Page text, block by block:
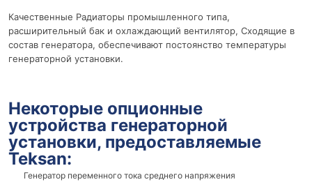
Качественные Радиаторы промышленного типа,
расширительный бак и охлаждающий вентилятор, Сходящие в
состав генератора, обеспечивают постоянство температуры
генераторной установки.
Некоторые опционные
устройства генераторной
установки, предоставляемые
Teksan:
Генератор переменного тока среднего напряжения